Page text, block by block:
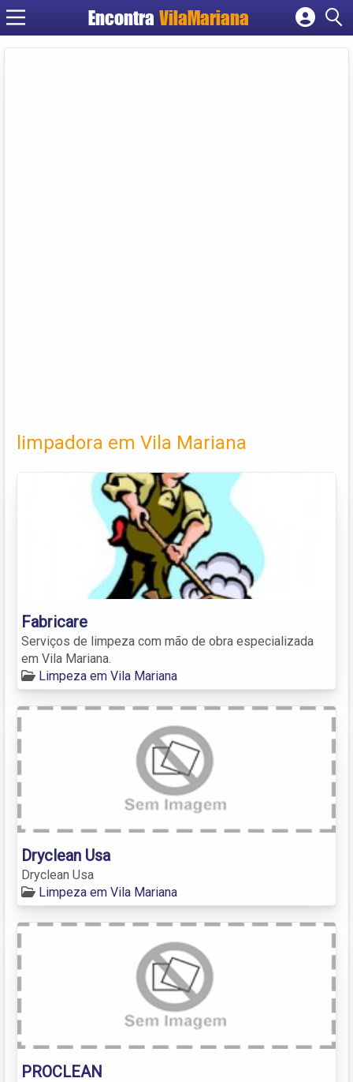
EncontraVilaMariana
Cadastrar empresa
limpadora em Vila Mariana
Fabricare
Serviços de limpeza com mão de obra especializada
em Vila Mariana.
Limpeza em Vila Mariana
Dryclean Usa
Dryclean Usa
Limpeza em Vila Mariana
PROCLEAN